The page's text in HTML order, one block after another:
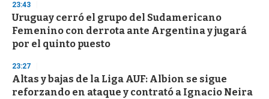
3
s
e
c
o
d
s
23:43
Uruguay cerró el grupo del Sudamericano
Femenino con derrota ante Argentina y jugará
por el quinto puesto
23:27
Altas y bajas de la Liga AUF: Albion se sigue
reforzando en ataque y contrató a Ignacio Neira